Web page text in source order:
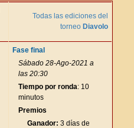
Todas las ediciones del
torneo Diavolo
Fase final
Sábado 28-Ago-2021 a
las 20:30
Tiempo por ronda: 10
minutos
Premios
Ganador: 3 días de